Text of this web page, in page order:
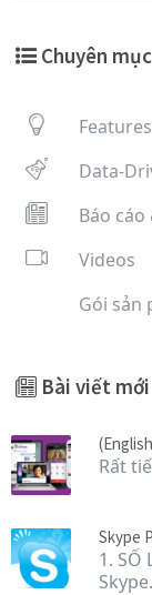
Chuyên mục
Data-
Báo
Videos
Gói sản
Bài viết mới
Rất
Skype
1. SỐ